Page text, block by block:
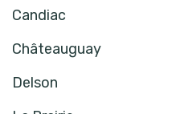
Candiac
Châteauguay
Delson